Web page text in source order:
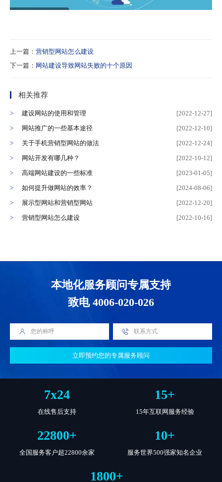
上一篇： 营销型网站怎么建设
下一篇： 网站建设导致网站失败的十个原因
相关推荐
建设网站的使用和管理
[2022-12-27]
网站推广的一些基本途径
[2022-12-10]
关于手机营销型网站的做法
[2022-12-24]
网站开发有哪几种？
[2022-10-12]
高端网站建设的一些标准
[2023-01-05]
如何提升做网站的效率？
[2024-08-06]
展示型网站和营销型网站
[2022-12-20]
营销型网站怎么建设
[2022-10-16]
本地化服务顾问专属支持
致电 4006-020-026
立即预约您的专属服务顾问
7x24
在线售后支持
15+
15年互联网服务经验
22800+
全国服务客户超22800余家
10+
服务世界500强家知名企业
1800+